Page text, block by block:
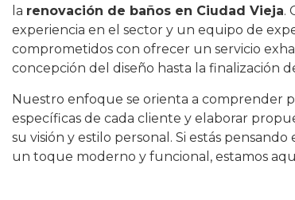
la renovación de baños en Ciudad Vieja.
experiencia en el sector y un equipo de
comprometidos con ofrecer un servicio
concepción del diseño hasta la finalización
Nuestro enfoque se orienta a comprender
específicas de cada cliente y elaborar
su visión y estilo personal. Si estás
un toque moderno y funcional, estamos